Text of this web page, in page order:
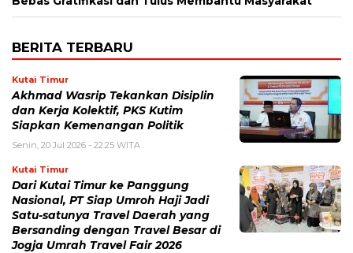
BERITA TERBARU
Kutai Timur
Akhmad Wasrip Tekankan Disiplin
dan Kerja Kolektif, PKS Kutim
Siapkan Kemenangan Politik
Senin, 20 Jul 2026 - 22:25 WITA
Kutai Timur
Dari Kutai Timur ke Panggung
Nasional, PT Siap Umroh Haji Jadi
Satu-satunya Travel Daerah yang
Bersanding dengan Travel Besar di
Jogja Umrah Travel Fair 2026